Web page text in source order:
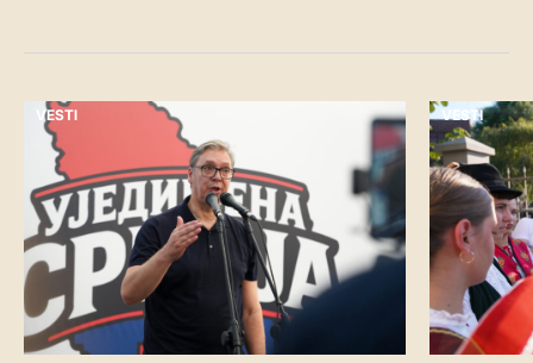
VESTI VESTI